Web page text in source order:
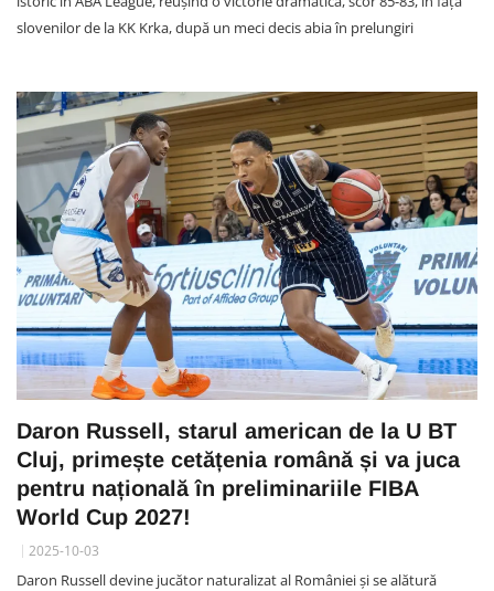
slovenilor de la KK Krka, după un meci decis abia în prelungiri
Daron Russell, starul american de la U BT
Cluj, primește cetățenia română și va juca
pentru națională în preliminariile FIBA
World Cup 2027!
2025-10-03
Daron Russell devine jucător naturalizat al României și se alătură